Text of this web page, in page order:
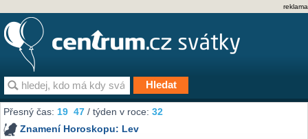
reklama
Přesný čas:19 47 / týden v roce:32
Znamení Horoskopu: Lev